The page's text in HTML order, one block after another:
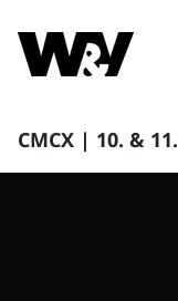
CMCX | 10. &